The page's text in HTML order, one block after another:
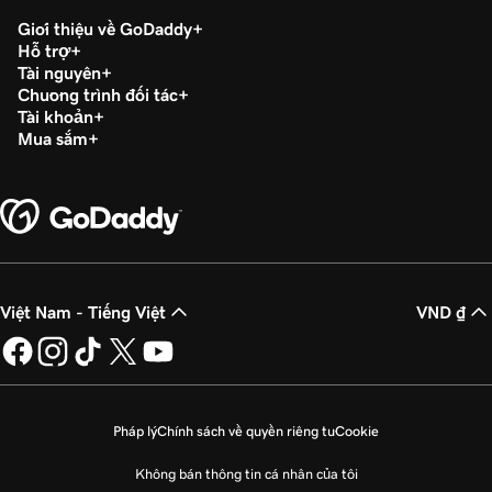
Bài học 21 (trong số 23)
Xuất bản trang web của tôi
Bài học 22 (trong số 23)
Hủy đăng tải trang web của tôi
Marketing
Giới thiệu về GoDaddy
Hỗ trợ
Tài nguyên
Chương trình đối tác
Tài khoản
Mua sắm
Việt Nam - Tiếng Việt VND ₫
Pháp lýChính sách về quyền riêng tưCookie
Không bán thông tin cá nhân của tôi